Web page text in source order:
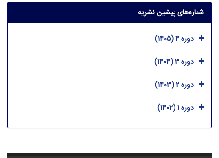
شماره‌های پیشین نشریه
دوره 4 (1405)
دوره 3 (1404)
دوره 2 (1403)
دوره 1 (1402)